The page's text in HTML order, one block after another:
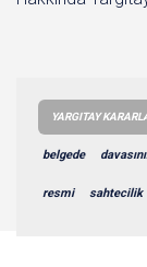
YARGITAY
belgede
resmi sahtecilik